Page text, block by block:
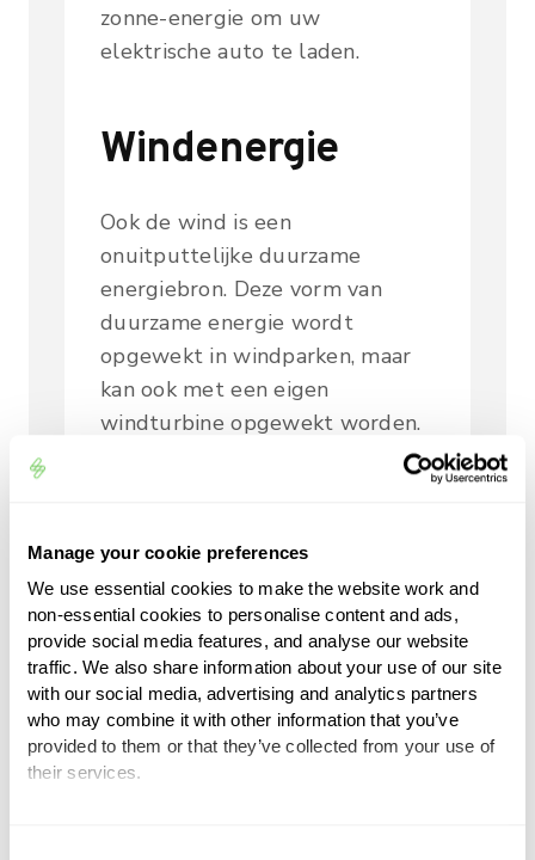
Manage your cookie preferences
We use essential cookies to make the website work and
non-essential cookies to personalise content and ads,
provide social media features, and analyse our website
traffic. We also share information about your use of our site
with our social media, advertising and analytics partners
who may combine it with other information that you’ve
provided to them or that they’ve collected from your use of
their services.
zonne-energie om uw
elektrische auto te laden.
Windenergie
Ook de wind is een
onuitputtelijke duurzame
energiebron. Deze vorm van
duurzame energie wordt
opgewekt in windparken, maar
kan ook met een eigen
windturbine opgewekt worden.
Een eigen turbine plaatst u dan
ook minder energie op dan een
turbine dat in een windpark
staat. Vergelijkt u een eigen
windturbine met zonnepanelen,
dan zijn zonnepanelen
rendabeler en beter geschikt om
uw energiebehoefte te